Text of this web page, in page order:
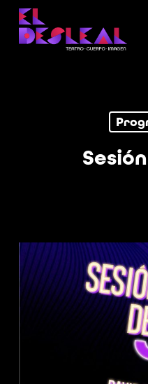
Skip
main